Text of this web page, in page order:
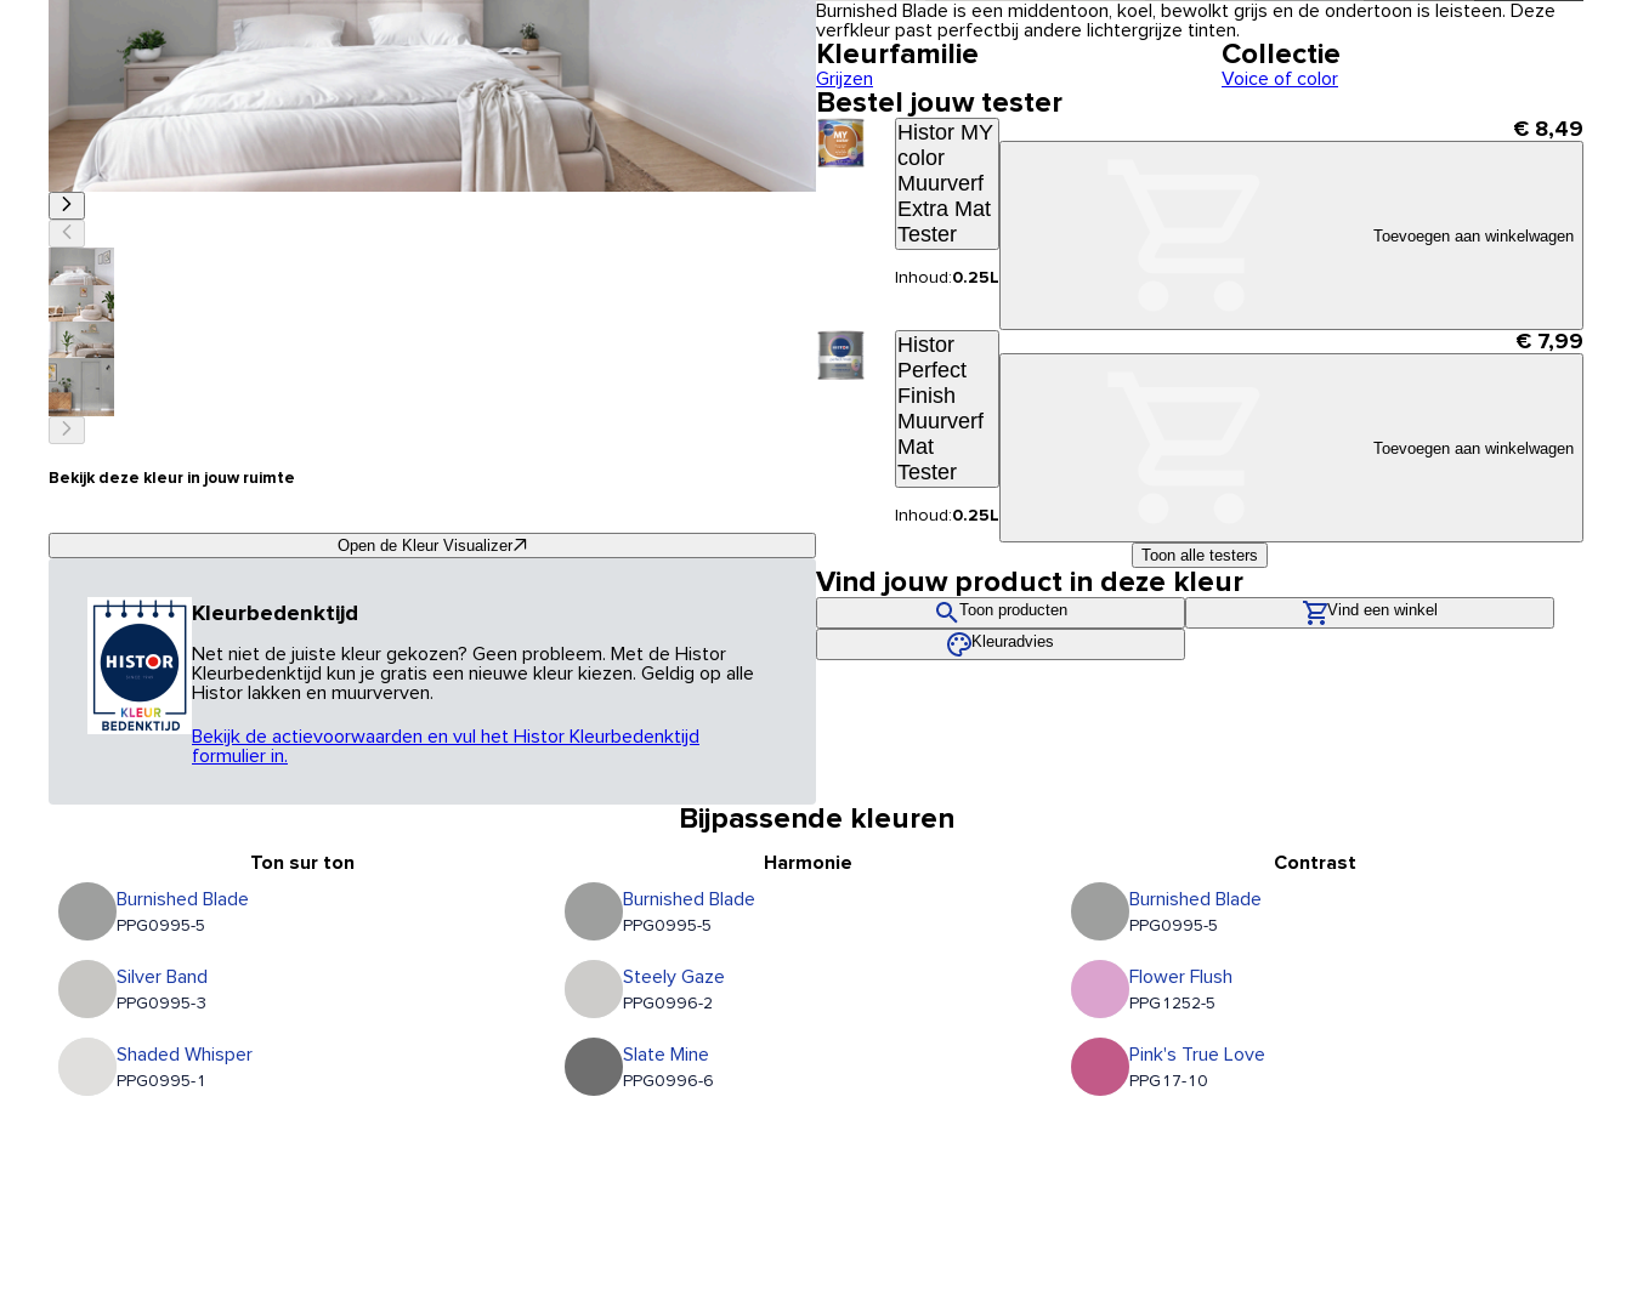
Bekijk deze kleur in jouw ruimte
Open de Kleur Visualizer
Kleurbedenktijd
Net niet de juiste kleur gekozen? Geen probleem. Met de Histor
Kleurbedenktijd kun je gratis een nieuwe kleur kiezen. Geldig op alle
Histor lakken en muurverven.
Bekijk de actievoorwaarden en vul het Histor Kleurbedenktijd
formulier in.
Burnished Blade is een middentoon, koel, bewolkt grijs en de ondertoon is leisteen. Deze
verfkleur past perfectbij andere lichtergrijze tinten.
Kleurfamilie
Grijzen
Collectie
Voice of color
Bestel jouw tester
Histor MY
color
Muurverf
Extra Mat
Tester
Inhoud:0.25L
€ 8,49
Toevoegen aan winkelwagen
Histor
Perfect
Finish
Muurverf
Mat
Tester
Inhoud:0.25L
€ 7,99
Toevoegen aan winkelwagen
Toon alle testers
Vind jouw product in deze kleur
Toon producten
Vind een winkel
Kleuradvies
Bijpassende kleuren
Ton sur ton
Burnished Blade
PPG0995-5
Silver Band
PPG0995-3
Shaded Whisper
PPG0995-1
Harmonie
Burnished Blade
PPG0995-5
Steely Gaze
PPG0996-2
Slate Mine
PPG0996-6
Contrast
Burnished Blade
PPG0995-5
Flower Flush
PPG1252-5
Pink's True Love
PPG17-10